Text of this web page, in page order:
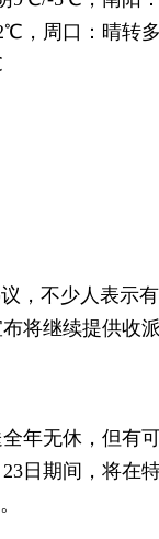
，周口：晴转
，不少人表示
将继续提供收
年无休，但有
日期间，将在